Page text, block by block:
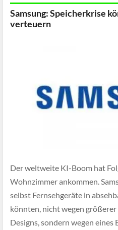
Samsung: Speicherkrise
verteuern
Der weltweite KI-Boom hat
Wohnzimmer ankommen.
selbst Fernsehgeräte in
könnten, nicht wegen
Designs, sondern wegen eines